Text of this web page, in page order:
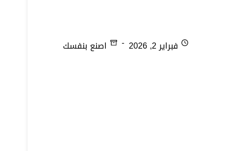
فبراير 2, 2026
اصنع بنفسك